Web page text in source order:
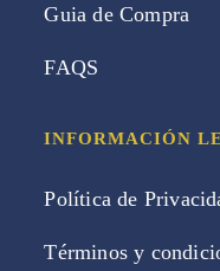
Guia de Compra
FAQS
INFORMACIÓN
Política de
Términos y